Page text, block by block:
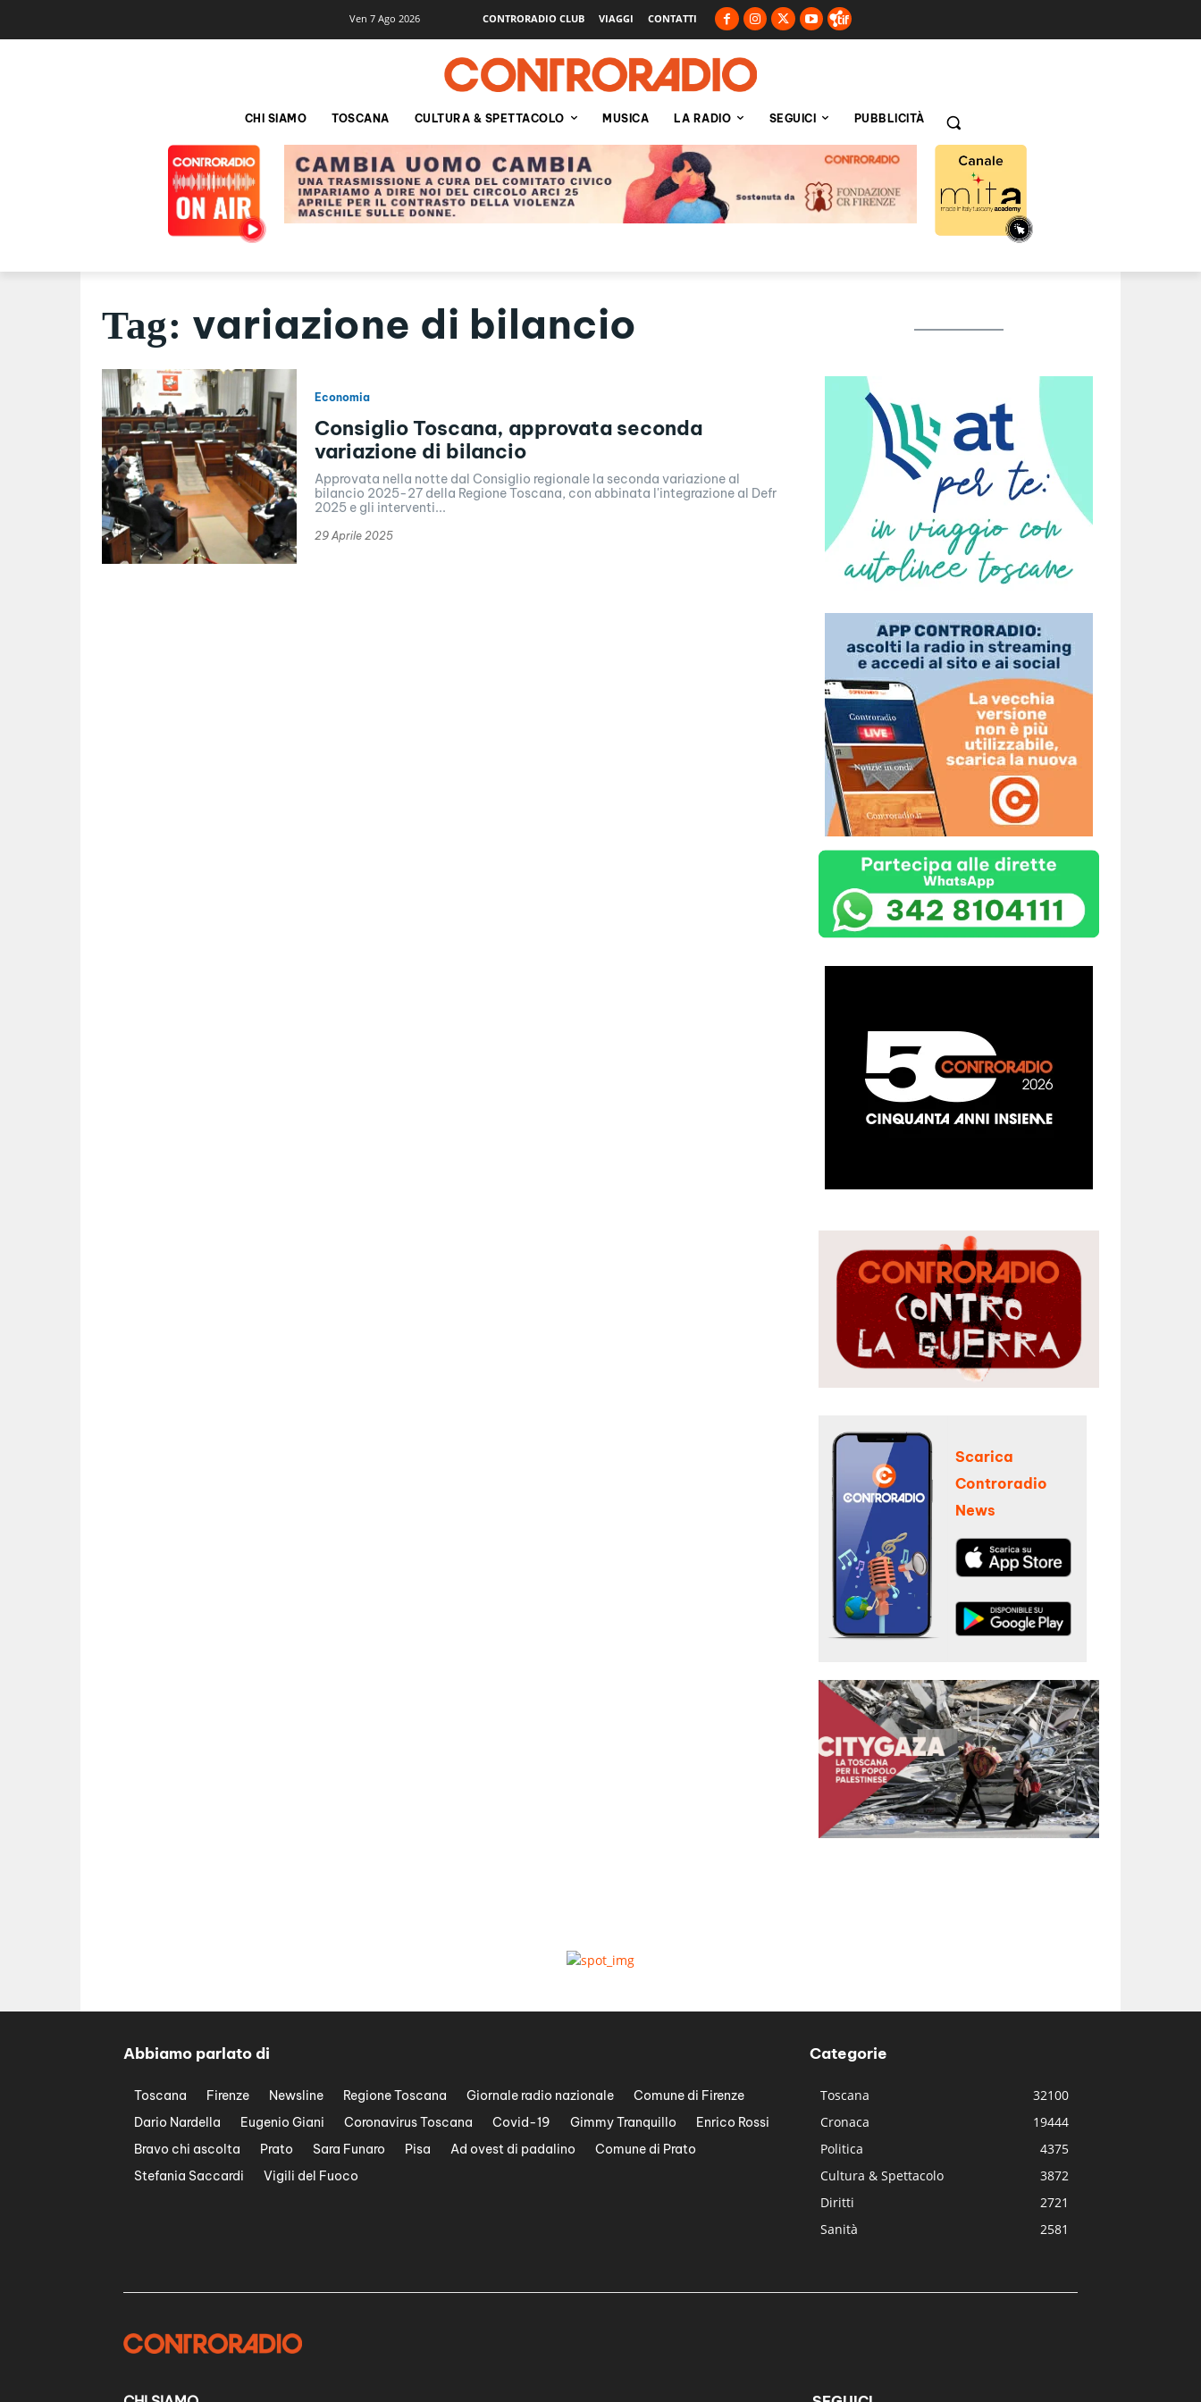
Ven 7 Ago 2026 CONTRORADIO CLUB VIAGGI CONTATTI
CHI SIAMO TOSCANA CULTURA & SPETTACOLO MUSICA LA RADIO SEGUICI PUBBLICITÀ
Tag: variazione di bilancio
Economia
Consiglio Toscana, approvata seconda
variazione di bilancio
Approvata nella notte dal Consiglio regionale la seconda variazione al
bilancio 2025-27 della Regione Toscana, con abbinata l'integrazione al Defr
2025 e gli interventi...
29 Aprile 2025
Scarica
Controradio
News
Abbiamo parlato di
Toscana Firenze Newsline Regione Toscana Giornale radio nazionale
Comune di Firenze
Dario Nardella
Eugenio Giani Coronavirus Toscana Covid-19 Gimmy Tranquillo
Enrico Rossi
Bravo chi ascolta
Prato Sara Funaro Pisa Ad ovest di padalino
Comune di Prato
Stefania Saccardi
Vigili del Fuoco
Categorie
Toscana
32100
Cronaca
19444
Politica
4375
Cultura & Spettacolo
3872
Diritti
2721
Sanità
2581